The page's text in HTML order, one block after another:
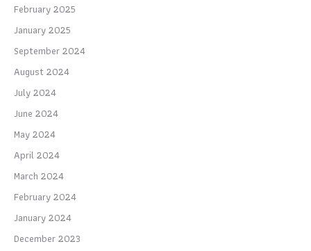
February 2025
January 2025
September 2024
August 2024
July 2024
June 2024
May 2024
April 2024
March 2024
February 2024
January 2024
December 2023